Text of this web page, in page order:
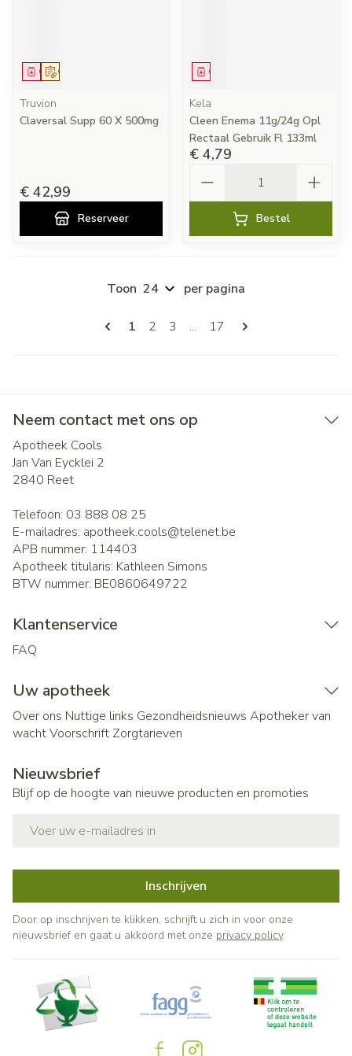
Op voorschrift
Geneesmiddel
Truvion
Claversal Supp 60 X 500mg
€ 42,99
Reserveer
Geneesmiddel
Kela
Cleen Enema 11g/24g Opl
Rectaal Gebruik Fl 133ml
€ 4,79
Bestel
Pagina's
U lees momenteel pagina
1 Pagina
2 Pagina
3 ... Pagina
17
Toon per pagina
Neem contact met ons op
Apotheek Cools
Jan Van Eycklei 2
2840 Reet
Telefoon: 03 888 08 25
E-mailadres: apotheek.cools@telenet.be
APB nummer: 114403
Apotheek titularis: Kathleen Simons
BTW nummer: BE0860649722
Klantenservice
FAQ
Uw apotheek
Over ons Nuttige links Gezondheidsnieuws Apotheker van
wachtVoorschrift Zorgtarieven
Nieuwsbrief
Blijf op de hoogte van nieuwe producten en promoties
Inschrijven
Door op inschrijven te klikken, schrijft u zich in voor onze
nieuwsbrief en gaat u akkoord met onze privacy policy.